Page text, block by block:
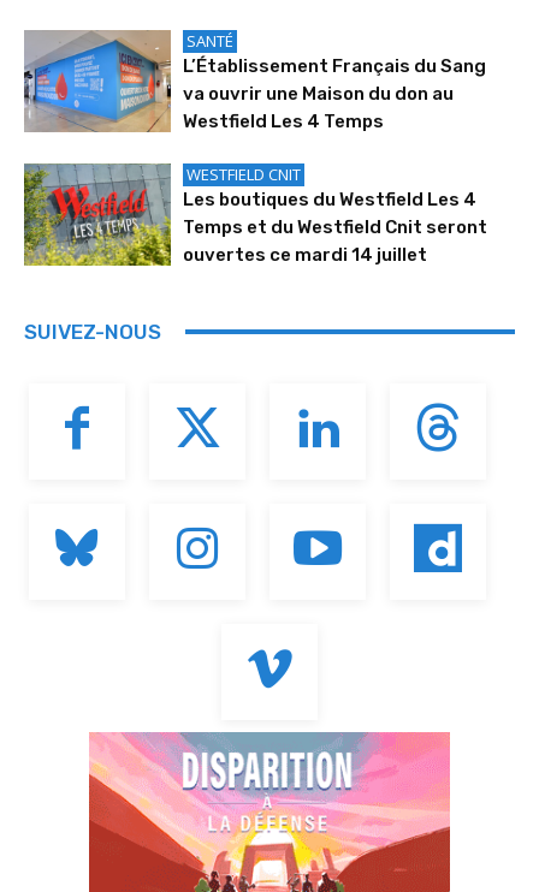
SANTÉ
L’Établissement Français du Sang
va ouvrir une Maison du don au
Westfield Les 4 Temps
WESTFIELD CNIT
Les boutiques du Westfield Les 4
Temps et du Westfield Cnit seront
ouvertes ce mardi 14 juillet
SUIVEZ-NOUS